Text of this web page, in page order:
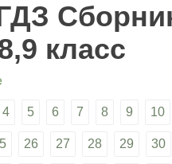
класс
4 5 6 7 8 9 10
26 27 28 29 30